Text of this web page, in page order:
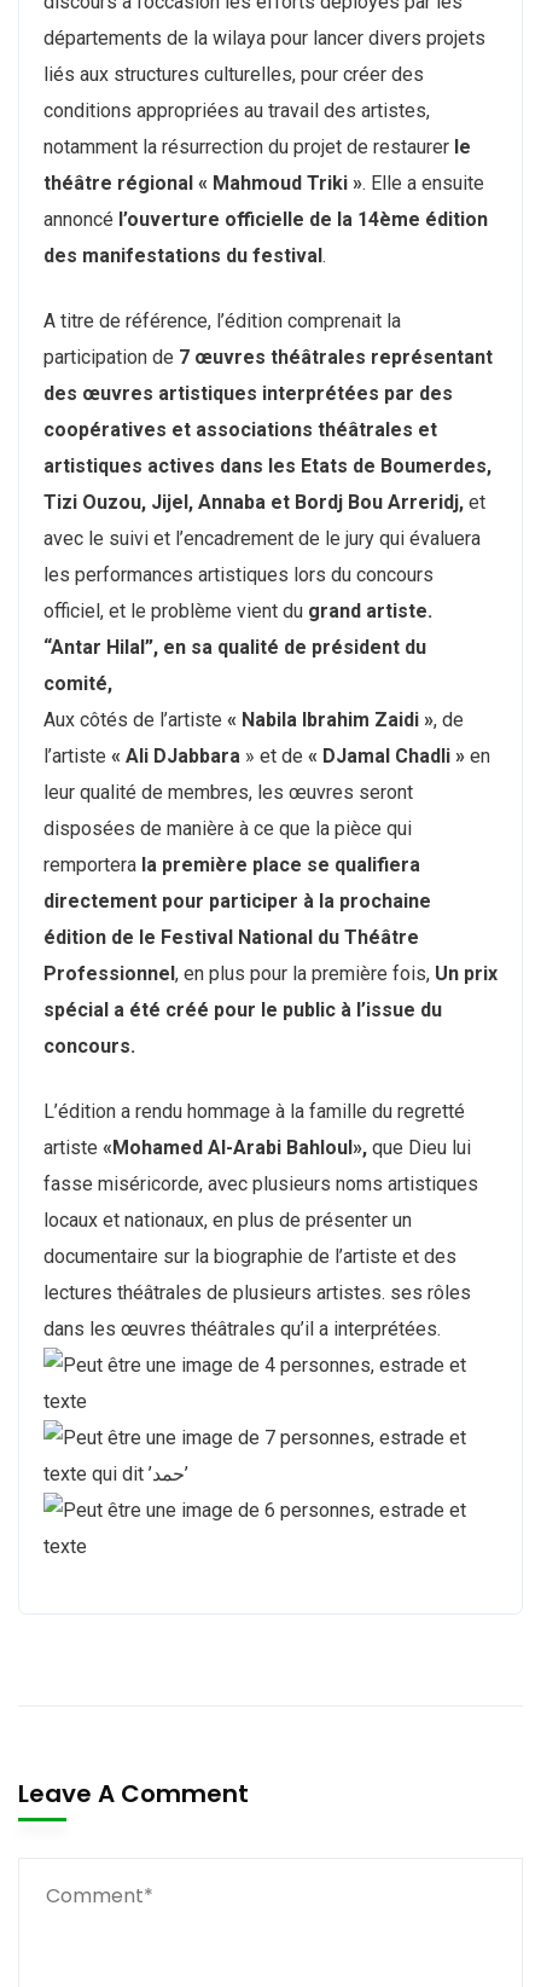
départements de la wilaya pour lancer divers projets
liés aux structures culturelles, pour créer des
conditions appropriées au travail des artistes,
notamment la résurrection du projet de restaurer le
théâtre régional « Mahmoud Triki ». Elle a ensuite
annoncé l’ouverture officielle de la 14ème édition
des manifestations du festival.
A titre de référence, l’édition comprenait la
participation de 7 œuvres théâtrales représentant
des œuvres artistiques interprétées par des
coopératives et associations théâtrales et
artistiques actives dans les Etats de Boumerdes,
Tizi Ouzou, Jijel, Annaba et Bordj Bou Arreridj, et
avec le suivi et l’encadrement de le jury qui évaluera
les performances artistiques lors du concours
officiel, et le problème vient du grand artiste.
“Antar Hilal”, en sa qualité de président du
comité,
Aux côtés de l’artiste « Nabila Ibrahim Zaidi », de
l’artiste « Ali DJabbara » et de « DJamal Chadli » en
leur qualité de membres, les œuvres seront
disposées de manière à ce que la pièce qui
remportera la première place se qualifiera
directement pour participer à la prochaine
édition de le Festival National du Théâtre
Professionnel, en plus pour la première fois, Un prix
spécial a été créé pour le public à l’issue du
concours.
L’édition a rendu hommage à la famille du regretté
artiste «Mohamed Al-Arabi Bahloul», que Dieu lui
fasse miséricorde, avec plusieurs noms artistiques
locaux et nationaux, en plus de présenter un
documentaire sur la biographie de l’artiste et des
lectures théâtrales de plusieurs artistes. ses rôles
dans les œuvres théâtrales qu’il a interprétées.
Leave A Comment